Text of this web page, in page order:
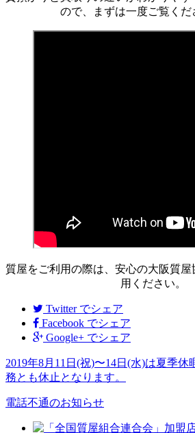
ので、まずは一度ご覧くだ
質屋をご利用の際は、安心の大阪質屋
用ください。
Twitter でシェア
Facebook でシェア
Google+ でシェア
2019年8月11日(祝)〜14日(水)は夏季
務とも休止となります。
電話不通のお知らせ